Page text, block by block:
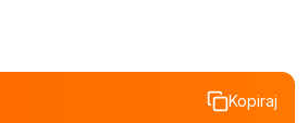
Kopiraj